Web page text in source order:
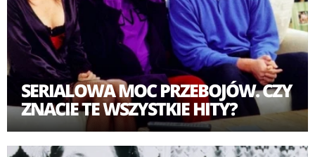
Tom już w szkole średniej zabawiał swoimi występami
uczniów i nauczycieli, grał wtedu w zespole "The
Systems", a w świat show biznesu wkroczył niedługo po
tym.
Latem 1972 roku pracował jako portier w muzycznym
SERIALOWA MOC PRZEBOJÓW. CZY
ZNACIE TE WSZYSTKIE HITY?